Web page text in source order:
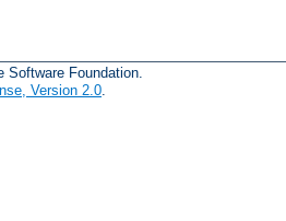
Software Foundation.
Version 2.0.